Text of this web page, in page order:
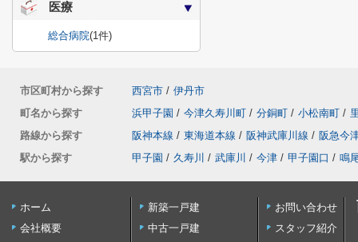
医療
総合病院(1件)
市区町村から探す 西宮市 / 伊丹市
町名から探す
浜甲子園 / 今津久寿川町 / 分銅町 / 小松南町 /
路線から探す
阪神本線 / 東海道本線 / 阪神武庫川線 / 阪急今
駅から探す
甲子園 / 久寿川 / 武庫川 / 今津 / 甲子園口 / 鳴
ホーム
会社概要
新築一戸建
中古一戸建
お問い合わせ
スタッフ紹介